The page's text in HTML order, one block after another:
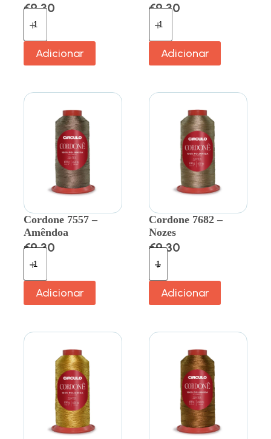
€9.30
Adicionar
€9.30
Adicionar
Cordone 7557 –
Amêndoa
€9.30
Adicionar
Cordone 7682 –
Nozes
€9.30
Adicionar